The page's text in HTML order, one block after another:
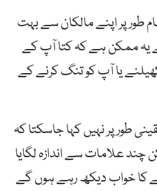
طور پر اپنے مالکان سے بہت
یہ ممکن ہے کہ کتا آپ کے
یا آپ کو تنگ کرنے کے
طور پر نہیں کہا جاسکتا کہ
چند علامات سے اندازہ لگایا
کا خواب دیکھ رہے ہوں گے